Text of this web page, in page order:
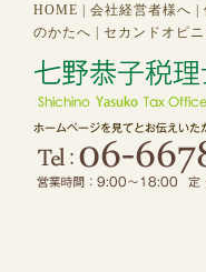
HOME 会社経営者様へ
のかたへ
セカンドオピニ